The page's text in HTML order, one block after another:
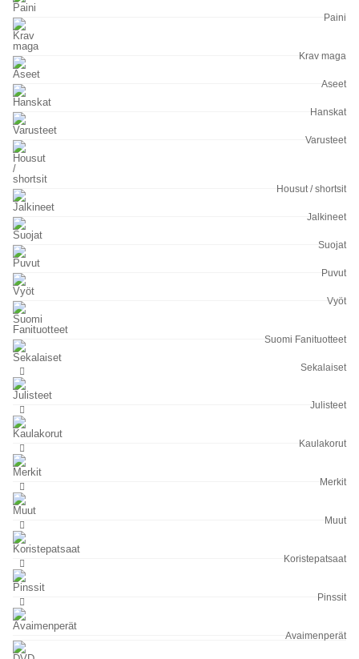
Paini
Krav maga
Aseet
Hanskat
Varusteet
Housut / shortsit
Jalkineet
Suojat
Puvut
Vyöt
Suomi Fanituotteet
Sekalaiset
Julisteet
Kaulakorut
Merkit
Muut
Koristepatsaat
Pinssit
Avaimenperät